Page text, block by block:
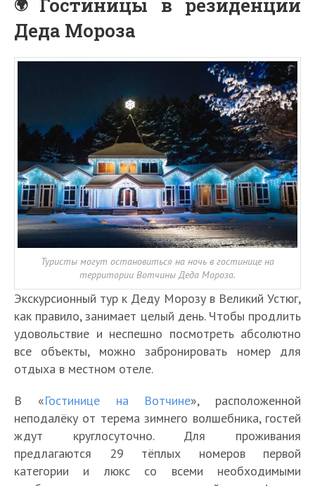
Гостиницы в резиденции
Деда Мороза
Туристы могут остановиться на ночь в гостинице на
территории Вотчины Деда Мороза.
Экскурсионный тур к Деду Морозу в Великий Устюг,
как правило, занимает целый день. Чтобы продлить
удовольствие и неспешно посмотреть абсолютно
все объекты, можно забронировать номер для
отдыха в местном отеле.
В «Гостинице на Вотчине», расположенной
неподалёку от терема зимнего волшебника, гостей
ждут круглосуточно. Для проживания
предлагаются 29 тёплых номеров первой
категории и люкс со всеми необходимыми